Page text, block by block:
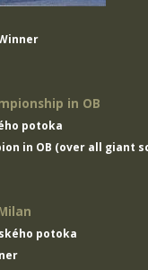
in OB
potoka
in OB (over all giant
potoka